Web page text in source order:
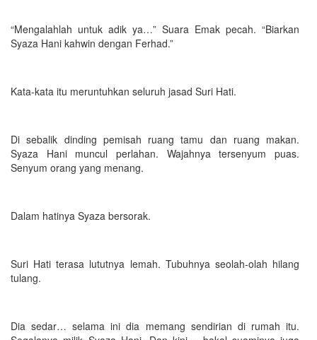
“Mengalahlah untuk adik ya…” Suara Emak pecah. “Biarkan
Syaza Hani kahwin dengan Ferhad.”
Kata-kata itu meruntuhkan seluruh jasad Suri Hati.
Di sebalik dinding pemisah ruang tamu dan ruang makan.
Syaza Hani muncul perlahan. Wajahnya tersenyum puas.
Senyum orang yang menang.
Dalam hatinya Syaza bersorak.
Suri Hati terasa lututnya lemah. Tubuhnya seolah-olah hilang
tulang.
Dia sedar… selama ini dia memang sendirian di rumah itu.